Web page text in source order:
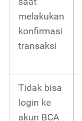
melakukan
konfirmasi
transaksi
Tidak bisa
login ke
akun BCA